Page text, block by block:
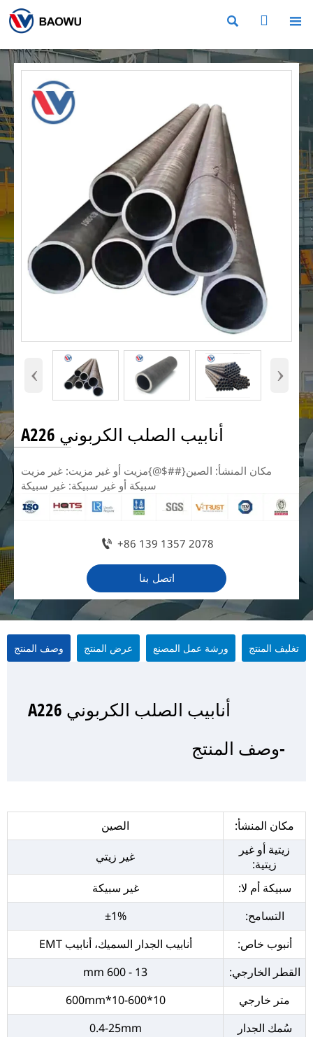
  
‹ ›
أنابيب الصلب الكربوني A226
مكان المنشأ: الصين{##$@}مزيت أو غير مزيت: غير مزيت
سبيكة أو غير سبيكة: غير سبيكة
 +86 139 1357 2078
اتصل بنا
وصف المنتج عرض المنتج ورشة عمل المصنع تغليف المنتج
أنابيب الصلب الكربوني A226
-وصف المنتج
مكان المنشأ:
الصين
زيتية أو غير
زيتية:
غير زيتي
سبيكة أم لا:
غير سبيكة
التسامح:
±1%
أنبوب خاص:
أنابيب الجدار السميك، أنابيب EMT
القطر الخارجي:
13 - 600 mm
متر خارجي
10*10-600*600mm
سُمك الجدار
0.4-25mm
أنابيب الصلب الكربوني A226
-عرض المنتج
أنابيب الصلب الكربوني A226
- ورشة عمل المصنع
أنابيب الصلب الكربوني A226
-تغليف المنتج